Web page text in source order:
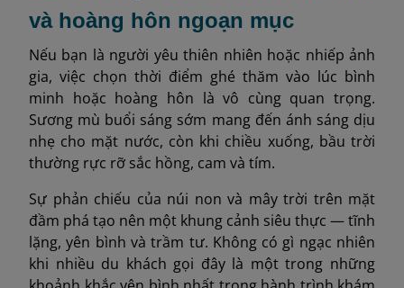
và hoàng hôn ngoạn mục
Nếu bạn là người yêu thiên nhiên hoặc nhiếp ảnh
gia, việc chọn thời điểm ghé thăm vào lúc bình
minh hoặc hoàng hôn là vô cùng quan trọng.
Sương mù buổi sáng sớm mang đến ánh sáng dịu
nhẹ cho mặt nước, còn khi chiều xuống, bầu trời
thường rực rỡ sắc hồng, cam và tím.
Sự phản chiếu của núi non và mây trời trên mặt
đầm phá tạo nên một khung cảnh siêu thực — tĩnh
lặng, yên bình và trầm tư. Không có gì ngạc nhiên
khi nhiều du khách gọi đây là một trong những